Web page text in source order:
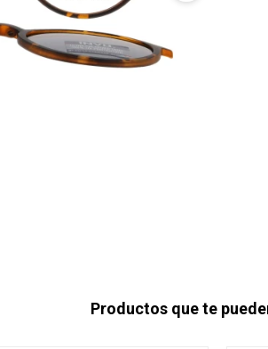
Productos que te